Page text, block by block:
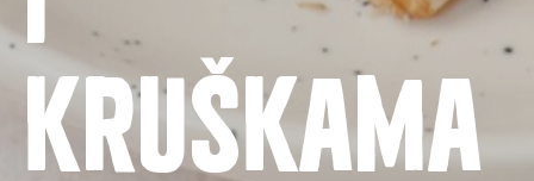
Priča o ABC siru
Novosti
kruškama